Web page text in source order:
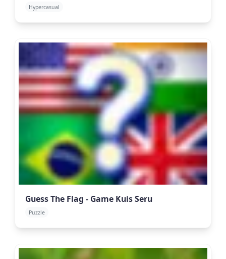
Hypercasual
Guess The Flag - Game Kuis Seru
Puzzle